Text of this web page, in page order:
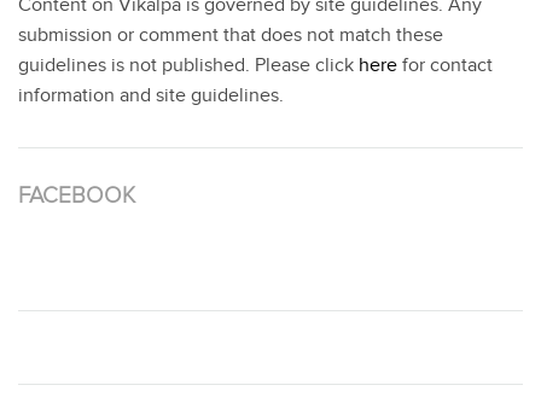
Content on Vikalpa is governed by site guidelines. Any
submission or comment that does not match these
guidelines is not published. Please click here for contact
information and site guidelines.
FACEBOOK